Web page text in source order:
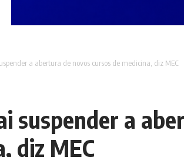
a abertura de novos cursos de medicina, diz MEC
suspender a
diz MEC